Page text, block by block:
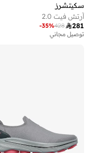
سكيتشرز
آرتش فيت 2.0
281
428
-35%
توصيل مجاني